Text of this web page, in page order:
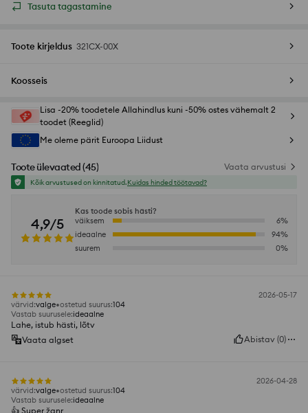
Tasuta tagastamine
Toote kirjeldus 321CX-00X
Koosseis
Lisa -20% toodetele Allahindlus kuni -50% ostes vähemalt 2
toodet (Reeglid)
Me oleme pärit Euroopa Liidust
Toote ülevaated (45) Vaata arvustusi
Kõik arvustused on kinnitatud.Kuidas hinded töötavad?
4,9/5
Kas toode sobis hästi?
väiksem
6%
ideaalne
94%
suurem
0%
2026-05-17
värvid:valge ostetud suurus:104
Vastab suurusele:ideaalne
Lahe, istub hästi, lõtv
Vaata algset
Abistav (0)
2026-04-28
värvid:valge ostetud suurus:104
Vastab suurusele:ideaalne
👍️ Super žanr